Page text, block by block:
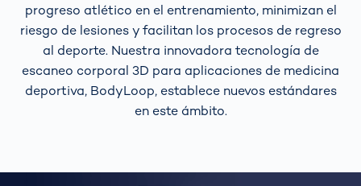
progreso atlético en el entrenamiento, minimizan el
riesgo de lesiones y facilitan los procesos de regreso
al deporte. Nuestra innovadora tecnología de
escaneo corporal 3D para aplicaciones de medicina
deportiva, BodyLoop, establece nuevos estándares
en este ámbito.